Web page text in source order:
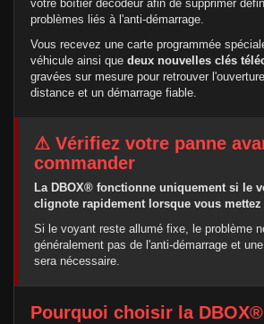
votre boîtier décodeur afin de supprimer
problèmes liés à l'anti-démarrage.
Vous recevez une carte programmée
véhicule ainsi que deux nouvelles clés
gravées sur mesure pour retrouver
distance et un démarrage fiable.
⚠ Vérifiez votre panne
commander
La DBOX® fonctionne uniquement si le
clignote rapidement lorsque vous mettez
Si le voyant reste allumé fixe, le problème
généralement pas de l'anti-démarrage et
sera nécessaire.
Pourquoi choisir la